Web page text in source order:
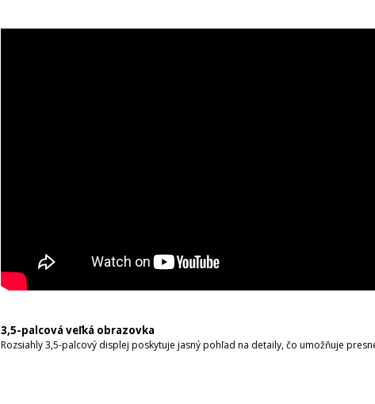
3,5-palcová veľká obrazovka
Rozsiahly 3,5-palcový displej poskytuje jasný pohľad na detaily, čo umožňuje